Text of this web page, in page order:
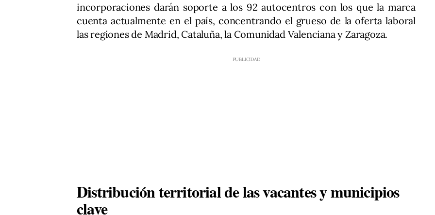
incorporaciones darán soporte a los 92 autocentros con los que la marca
cuenta actualmente en el país, concentrando el grueso de la oferta laboral
las regiones de Madrid, Cataluña, la Comunidad Valenciana y Zaragoza.
Distribución territorial de las vacantes y municipios
clave